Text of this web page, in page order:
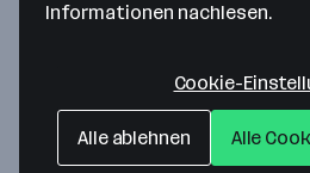
CRYPTAS it-Security
Informationen nachlesen.
Cookie-
Alle ablehnen Alle